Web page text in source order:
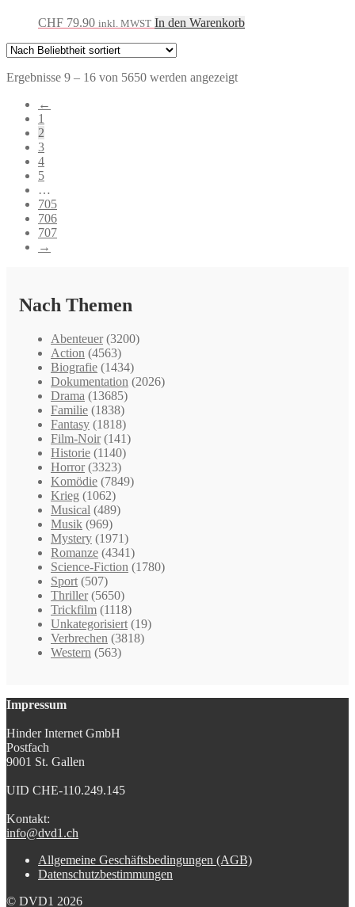
CHF 79.90 inkl. MWST In den Warenkorb
Ergebnisse 9 – 16 von 5650 werden angezeigtNach
←
1
2
3
4
5
…
705
706
707
→
Nach Themen
Abenteuer (3200)
Action (4563)
Biografie (1434)
Dokumentation (2026)
Drama (13685)
Familie (1838)
Fantasy (1818)
Film-Noir (141)
Historie (1140)
Horror (3323)
Komödie (7849)
Krieg (1062)
Musical (489)
Musik (969)
Mystery (1971)
Romanze (4341)
Science-Fiction (1780)
Sport (507)
Thriller (5650)
Trickfilm (1118)
Unkategorisiert (19)
Verbrechen (3818)
Western (563)
Impressum
Hinder Internet GmbH
Postfach
9001 St. Gallen
UID CHE-110.249.145
Kontakt:
info@dvd1.ch
Allgemeine Geschäftsbedingungen (AGB)
Datenschutzbestimmungen
© DVD1 2026